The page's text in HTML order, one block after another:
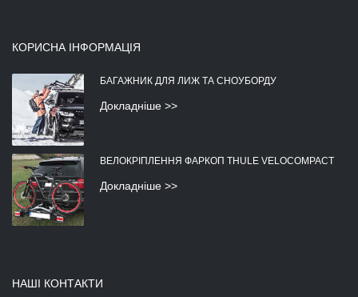
КОРИСНА ІНФОРМАЦІЯ
БАГАЖНИК ДЛЯ ЛИЖ ТА СНОУБОРДУ
Докладніше >>
ВЕЛОКРІПЛЕННЯ ФАРКОП THULE VELOCOMPACT
Докладніше >>
НАШІ КОНТАКТИ